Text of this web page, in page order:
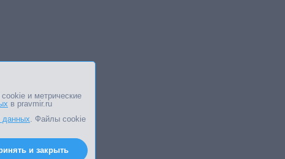
и метрические
в pravmir.ru
данных. Файлы cookie
и закрыть